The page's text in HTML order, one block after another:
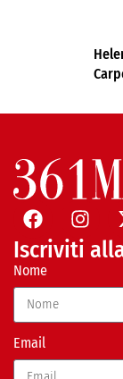
Iscriviti
Nome
Email